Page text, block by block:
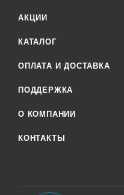
АКЦИИ
КАТАЛОГ
ОПЛАТА И ДОСТАВКА
ПОДДЕРЖКА
О КОМПАНИИ
КОНТАКТЫ